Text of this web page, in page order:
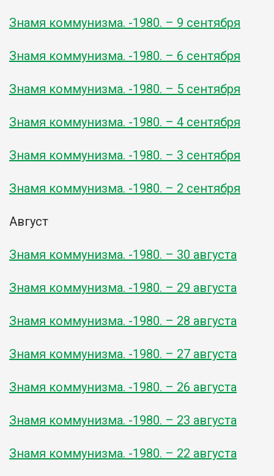
Знамя коммунизма. -1980. – 9 сентября
Знамя коммунизма. -1980. – 6 сентября
Знамя коммунизма. -1980. – 5 сентября
Знамя коммунизма. -1980. – 4 сентября
Знамя коммунизма. -1980. – 3 сентября
Знамя коммунизма. -1980. – 2 сентября
Август
Знамя коммунизма. -1980. – 30 августа
Знамя коммунизма. -1980. – 29 августа
Знамя коммунизма. -1980. – 28 августа
Знамя коммунизма. -1980. – 27 августа
Знамя коммунизма. -1980. – 26 августа
Знамя коммунизма. -1980. – 23 августа
Знамя коммунизма. -1980. – 22 августа